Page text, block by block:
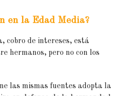
en la Edad Media?
cobro de intereses, está
hermanos, pero no con los
las mismas fuentes adopta la